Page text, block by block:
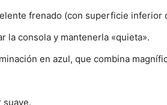
frenado (con superficie inferior
la consola y mantenerla «quieta».
en azul, que combina
suave.